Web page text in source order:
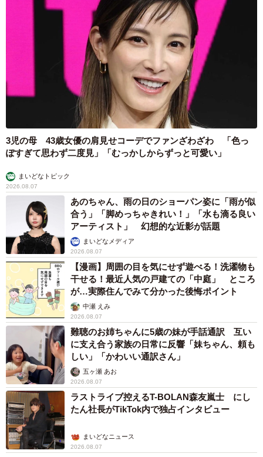
3児の母 43歳女優の肩見せコーデでファンざわざわ 「色っ
ぽすぎて思わず二度見」「むっかしからずっと可愛い」
まいどなトピック
2026.08.07
あのちゃん、雨の日のショーパン姿に「雨が似
合う」「脚めっちゃきれい！」「水も滴る良い
アーティスト」 幻想的な近影が話題
まいどなメディア
2026.08.07
【漫画】周囲の目を気にせず遊べる！洗濯物も
干せる！最近人気の戸建ての「中庭」 ところ
が…実際住んでみて分かった後悔ポイント
中瀬 えみ
2026.08.07
難聴のお姉ちゃんに5歳の妹が手話通訳 互い
に支え合う家族の日常に反響「妹ちゃん、頼も
しい」「かわいい通訳さん」
五ヶ瀬 あお
2026.08.07
ラストライブ控えるT-BOLAN森友嵐士 にし
たん社長がTikTok内で独占インタビュー
まいどなニュース
2026.08.07